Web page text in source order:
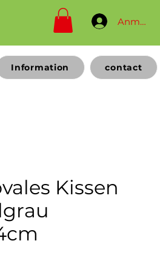
Anmelden
Information contact
Kissen